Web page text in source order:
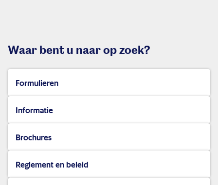
Handige tools
Service & contact
Waar bent u naar op zoek?
Formulieren
Informatie
Brochures
Reglement en beleid